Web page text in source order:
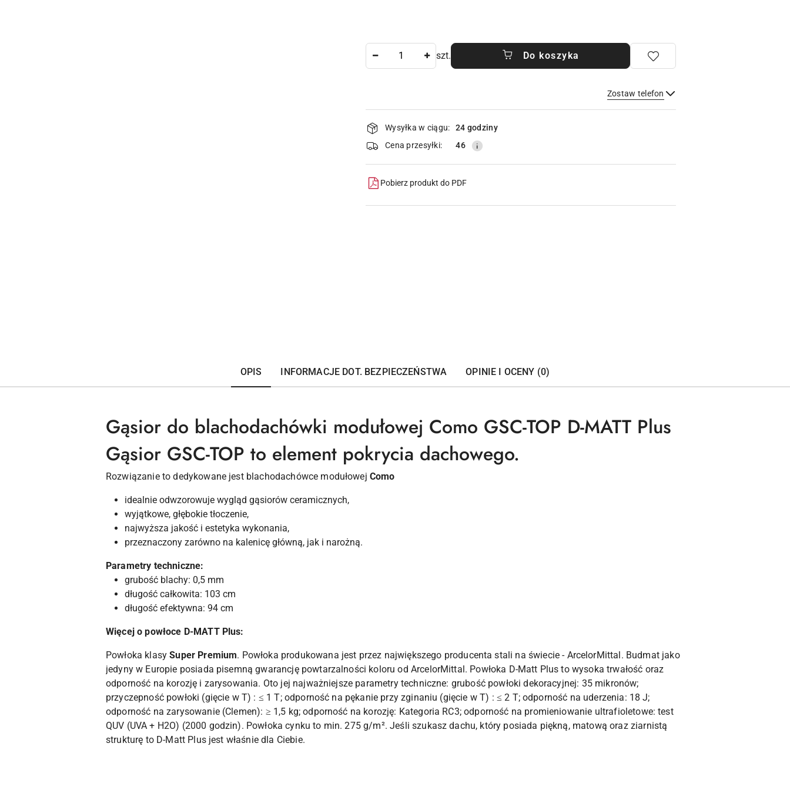
szt. Do koszyka
Zostaw telefon
Wyślij
Dostępność
i
dostawa
Wysyłka w ciągu:
24 godziny
Cena przesyłki:
46
Pobierz produkt do PDF
OPIS INFORMACJE DOT. BEZPIECZEŃSTWA OPINIE I OCENY (0)
Gąsior do blachodachówki modułowej Como GSC-TOP D-MATT Plus
Gąsior GSC-TOP to element pokrycia dachowego.
Rozwiązanie to dedykowane jest blachodachówce modułowej Como
idealnie odwzorowuje wygląd gąsiorów ceramicznych,
wyjątkowe, głębokie tłoczenie,
najwyższa jakość i estetyka wykonania,
przeznaczony zarówno na kalenicę główną, jak i narożną.
Parametry techniczne:
grubość blachy: 0,5 mm
długość całkowita: 103 cm
długość efektywna: 94 cm
Więcej o powłoce D-MATT Plus:
Powłoka klasySuper Premium. Powłoka produkowana jest przez największego producenta stali na świecie - ArcelorMittal. Budmat jako
jedyny w Europie posiada pisemną gwarancję powtarzalności koloru od ArcelorMittal. Powłoka D-Matt Plus to wysoka trwałość oraz
odporność na korozję i zarysowania. Oto jej najważniejsze parametry techniczne: grubość powłoki dekoracyjnej: 35 mikronów;
przyczepność powłoki (gięcie w T) : ≤ 1 T; odporność na pękanie przy zginaniu (gięcie w T) : ≤ 2 T; odporność na uderzenia: 18 J;
odporność na zarysowanie (Clemen): ≥ 1,5 kg; odporność na korozję: Kategoria RC3; odporność na promieniowanie ultrafioletowe: test
QUV (UVA + H2O) (2000 godzin). Powłoka cynku to min. 275 g/m². Jeśli szukasz dachu, który posiada piękną, matową oraz ziarnistą
strukturę to D-Matt Plus jest właśnie dla Ciebie.